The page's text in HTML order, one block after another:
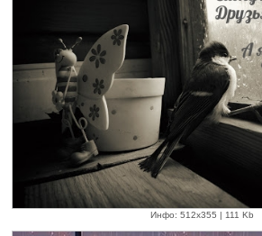
Инфо: 512х355 | 111 Kb